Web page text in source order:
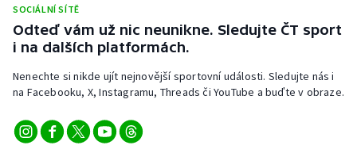
SOCIÁLNÍ SÍTĚ
Odteď vám už nic neunikne. Sledujte ČT sport
i na dalších platformách.
Nenechte si nikde ujít nejnovější sportovní události. Sledujte nás i
na Facebooku, X, Instagramu, Threads či YouTube a buďte v obraze.